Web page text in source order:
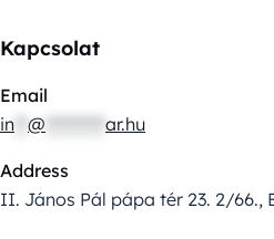
Kapcsolat
Email
in @ ar.hu
Address
II. János Pál pápa tér 23. 2/66.,